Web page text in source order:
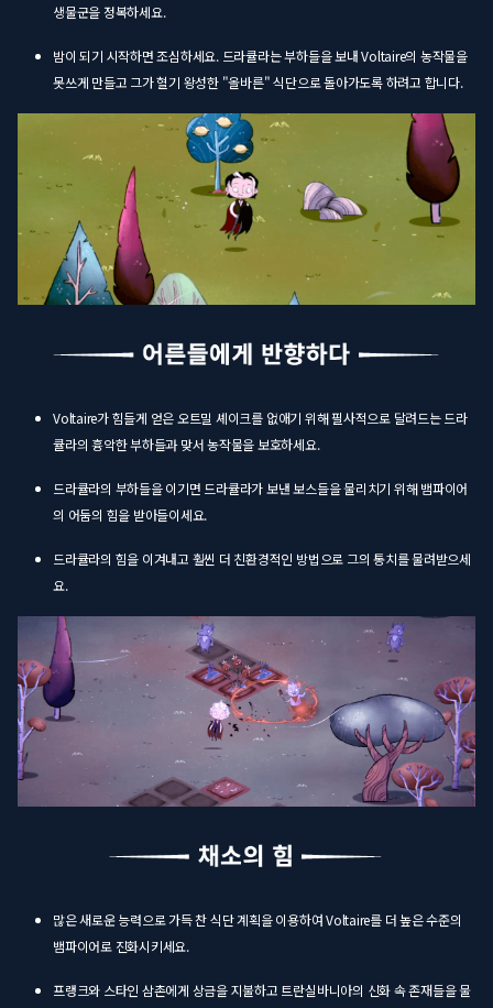
생물군을 정복하세요.
밤이 되기 시작하면 조심하세요. 드라큘라는 부하들을 보내 Voltaire의 농작물을
못쓰게 만들고 그가 혈기 왕성한 "올바른" 식단으로 돌아가도록 하려고 합니다.
Voltaire가 힘들게 얻은 오트밀 셰이크를 없애기 위해 필사적으로 달려드는 드라
큘라의 흉악한 부하들과 맞서 농작물을 보호하세요.
드라큘라의 부하들을 이기면 드라큘라가 보낸 보스들을 물리치기 위해 뱀파이어
의 어둠의 힘을 받아들이세요.
드라큘라의 힘을 이겨내고 훨씬 더 친환경적인 방법으로 그의 통치를 물려받으세
요.
많은 새로운 능력으로 가득 찬 식단 계획을 이용하여 Voltaire를 더 높은 수준의
뱀파이어로 진화시키세요.
프랭크와 스타인 삼촌에게 상금을 지불하고 트란실바니아의 신화 속 존재들을 물